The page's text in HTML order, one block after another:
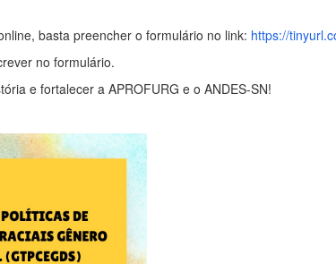
basta preencher o formulário no link: https://
no formulário.
e fortalecer a APROFURG e o ANDES-SN!